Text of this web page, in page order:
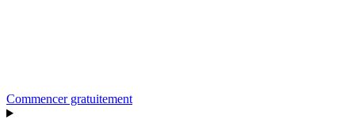
Commencer gratuitement